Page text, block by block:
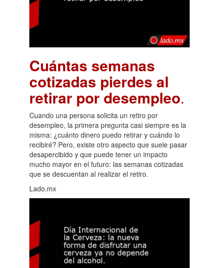
Cuántas semanas
cotizadas pierdes al
retirar por desempleo.
Cuando una persona solicita un retiro por
desempleo, la primera pregunta casi siempre es la
misma: ¿cuánto dinero puedo retirar y cuándo lo
recibiré? Pero, existe otro aspecto que suele pasar
desapercibido y que puede tener un impacto
mucho mayor en el futuro: las semanas cotizadas
que se descuentan al realizar el retiro.
Lado.mx